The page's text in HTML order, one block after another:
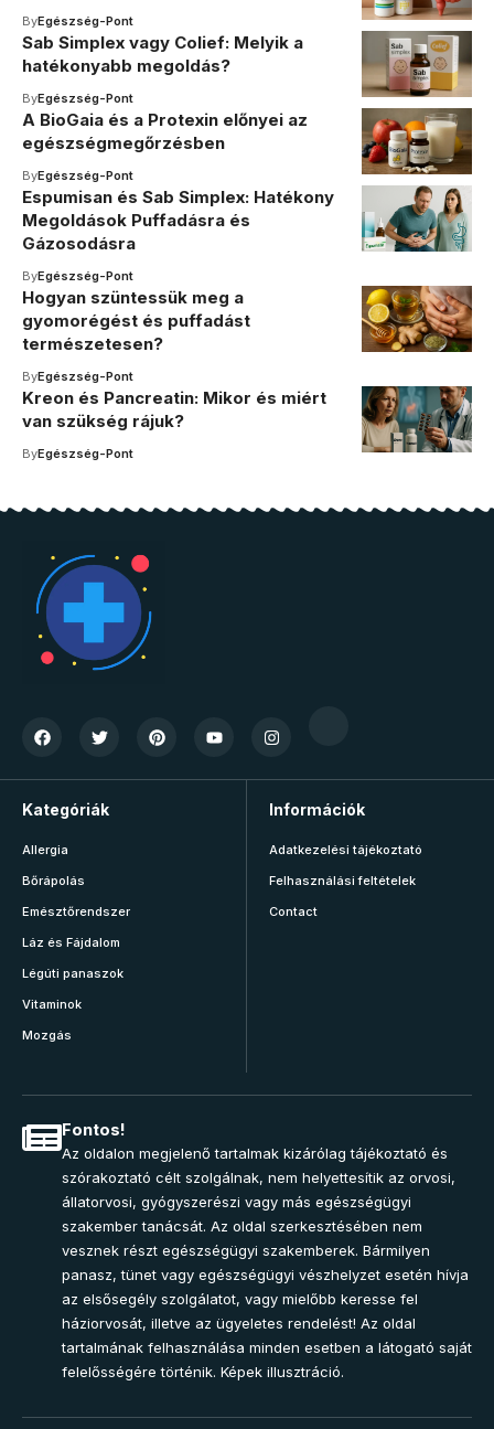
ByEgészség-Pont
Sab Simplex vagy Colief: Melyik a
hatékonyabb megoldás?
ByEgészség-Pont
A BioGaia és a Protexin előnyei az
egészségmegőrzésben
ByEgészség-Pont
Espumisan és Sab Simplex: Hatékony
Megoldások Puffadásra és
Gázosodásra
ByEgészség-Pont
Hogyan szüntessük meg a
gyomorégést és puffadást
természetesen?
ByEgészség-Pont
Kreon és Pancreatin: Mikor és miért
van szükség rájuk?
ByEgészség-Pont
Kategóriák
Allergia
Bőrápolás
Emésztőrendszer
Láz és Fájdalom
Légúti panaszok
Vitaminok
Mozgás
Információk
Adatkezelési tájékoztató
Felhasználási feltételek
Contact
Fontos!
Az oldalon megjelenő tartalmak kizárólag tájékoztató és
szórakoztató célt szolgálnak, nem helyettesítik az orvosi,
állatorvosi, gyógyszerészi vagy más egészségügyi
szakember tanácsát. Az oldal szerkesztésében nem
vesznek részt egészségügyi szakemberek. Bármilyen
panasz, tünet vagy egészségügyi vészhelyzet esetén hívja
az elsősegély szolgálatot, vagy mielőbb keresse fel
háziorvosát, illetve az ügyeletes rendelést! Az oldal
tartalmának felhasználása minden esetben a látogató saját
felelősségére történik. Képek illusztráció.